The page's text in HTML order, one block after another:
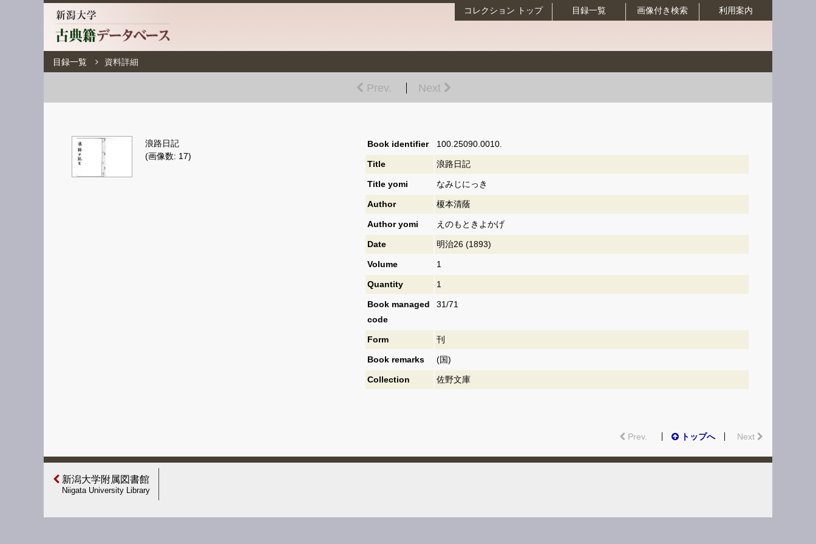
利用案内
画像付き検索
目録一覧
コレクション トップ
目録一覧 資料詳細
Prev. Next
Book identifier 100.25090.0010.
Title 浪路日記
Title yomi なみじにっき
Author 榎本清蔭
Author yomi えのもときよかげ
Date 明治26 (1893)
Volume 1
Quantity 1
Book managed
code
31/71
Form 刊
Book remarks (国)
Collection 佐野文庫
浪路日記
(画像数: 17)
Prev. トップへ Next
新潟大学附属図書館
Niigata University Library